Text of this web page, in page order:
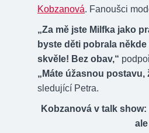
Kobzanová. Fanoušci
„Za mě jste Milfka jako
byste děti pobrala
skvěle! Bez obav,“
„Máte úžasnou postavu,
sledující Petra.
Kobzanová v talk